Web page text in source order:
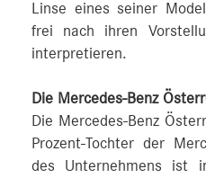
Linse eines seiner
frei nach ihren
interpretieren.
Die Mercedes-Benz
Die Mercedes-Benz
Prozent-Tochter der
des Unternehmens ist